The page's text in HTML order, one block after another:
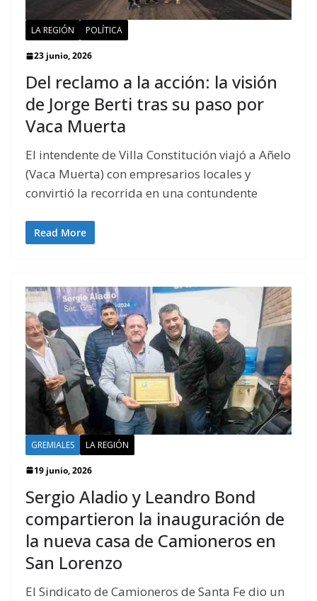
LA REGIÓN POLÍTICA
23 junio, 2026
Del reclamo a la acción: la visión
de Jorge Berti tras su paso por
Vaca Muerta
El intendente de Villa Constitución viajó a Añelo
(Vaca Muerta) con empresarios locales y
convirtió la recorrida en una contundente
Read More
GREMIALES LA REGIÓN
19 junio, 2026
Sergio Aladio y Leandro Bond
compartieron la inauguración de
la nueva casa de Camioneros en
San Lorenzo
El Sindicato de Camioneros de Santa Fe dio un